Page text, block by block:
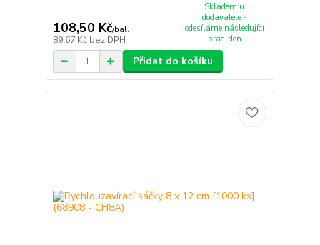
108,50 Kč/bal.
89,67 Kč bez DPH
Skladem u
dodavatele -
odesíláme následující
prac. den
Přidat do košíku